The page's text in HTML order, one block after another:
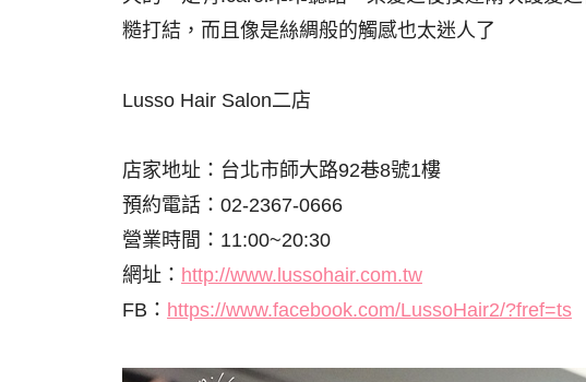
糙打結，而且像是絲綢般的觸感也太迷人了
Lusso Hair Salon二店
店家地址：台北市師大路92巷8號1樓
預約電話：02-2367-0666
營業時間：11:00~20:30
網址： http://www.lussohair.com.tw
FB： https://www.facebook.com/LussoHair2/?fref=ts